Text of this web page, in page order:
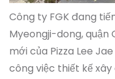
Công ty FGK đang
Myeongji-dong, quận
mới của Pizza Lee
công việc thiết kế xây